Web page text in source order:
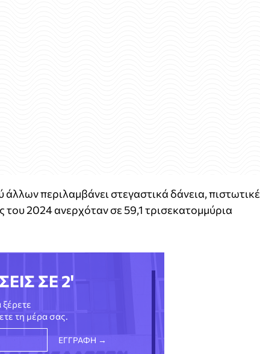
περιλαμβάνει στεγαστικά δάνεια,
του 2024 ανερχόταν σε 59,1 τρισεκατομμύρια
ΣΕ 2'
τη μέρα σας.